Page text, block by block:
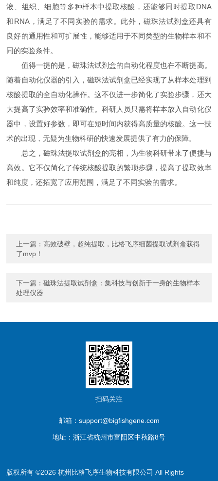
液、组织、细胞等多种样本中提取核酸，还能够同时提取DNA
和RNA，满足了不同实验的需求。此外，磁珠法试剂盒还具有
良好的通用性和可扩展性，能够适用于不同类型的生物样本和不
同的实验条件。
值得一提的是，磁珠法试剂盒的自动化程度也在不断提高。
随着自动化仪器的引入，磁珠法试剂盒已经实现了从样本处理到
核酸提取的全自动化操作。这不仅进一步简化了实验步骤，还大
大提高了实验效率和准确性。科研人员只需将样本放入自动化仪
器中，设置好参数，即可在短时间内获得高质量的核酸。这一技
术的出现，无疑为生物科研的快速发展提供了有力的保障。
总之，磁珠法提取试剂盒的亮相，为生物科研带来了便捷与
高效。它不仅简化了传统核酸提取的繁琐步骤，提高了提取效率
和纯度，还拓宽了应用范围，满足了不同实验的需求。
上一篇：高效破壁，超纯提取，比格飞序细菌提取试剂盒获得
了mvp！
下一篇：磁珠法提取试剂盒：集科技与创新于一身的生物样本
处理仪器
扫码关注
邮箱：support@bigfishgene.com
地址：浙江省杭州市富阳区中秋路8号
版权所有 ©2026 杭州比格飞序生物科技有限公司 All Rights